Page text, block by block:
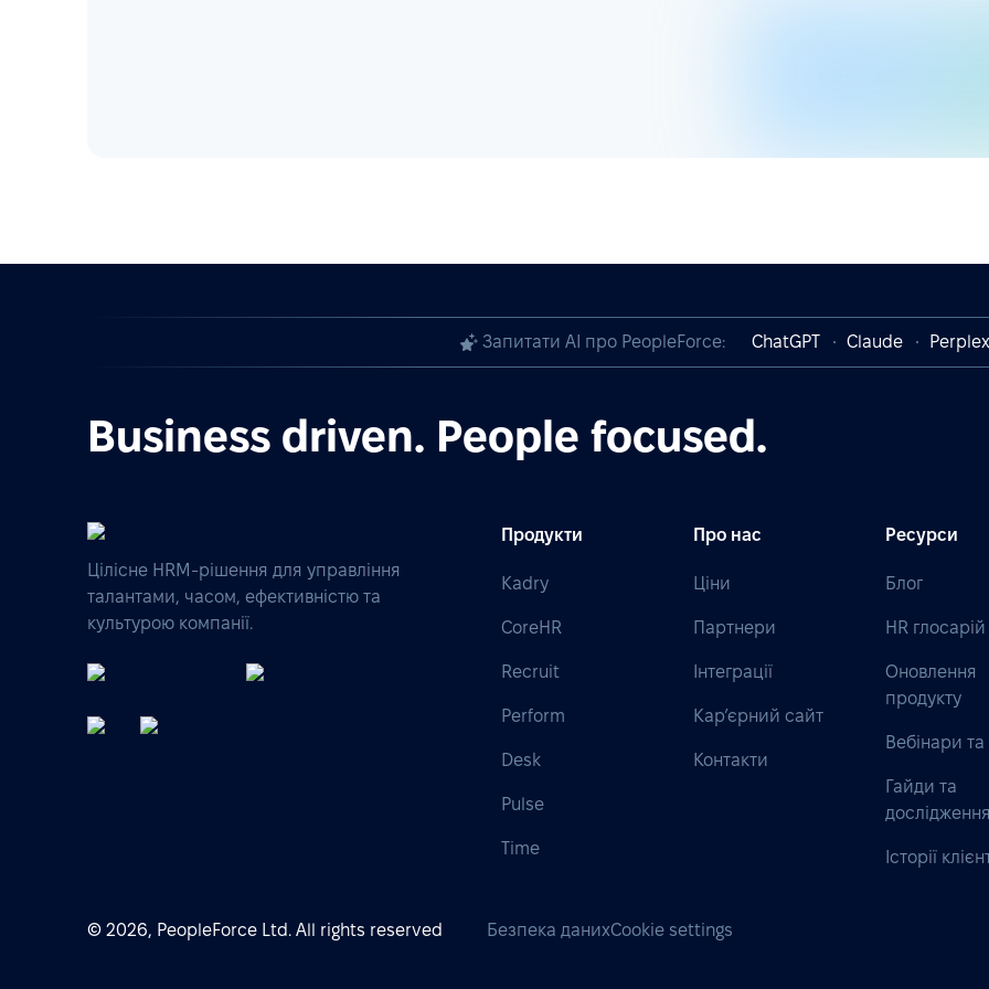
Запитати AI про PeopleForce: ChatGPT Claude
Business driven. People focused.
Цілісне HRM-рішення для управління
талантами, часом, ефективністю та
культурою компанії.
Продукти
Kadry
CoreHR
Recruit
Perform
Desk
Pulse
Time
Про нас
Ціни
Партнери
Інтеграції
Кар’єрний сайт
Контакти
Ресурси
Блог
HR глосарій
Оновлення
продукту
Вебінари та
Гайди та
Історії
© 2026, PeopleForce Ltd. All rights reserved Безпека данихCookie settings